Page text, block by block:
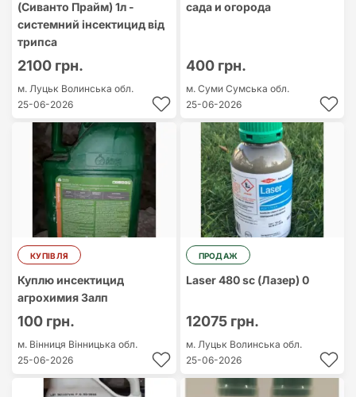
(Сиванто Прайм) 1л -
системний інсектицид від
трипса
2100 грн.
м. Луцьк Волинська обл.
25-06-2026
сада и огорода
400 грн.
м. Суми Сумська обл.
25-06-2026
КУПІВЛЯ
Куплю инсектицид
агрохимия Залп
100 грн.
м. Вінниця Вінницька обл.
25-06-2026
ПРОДАЖ
Laser 480 sc (Лазер) 0
12075 грн.
м. Луцьк Волинська обл.
25-06-2026